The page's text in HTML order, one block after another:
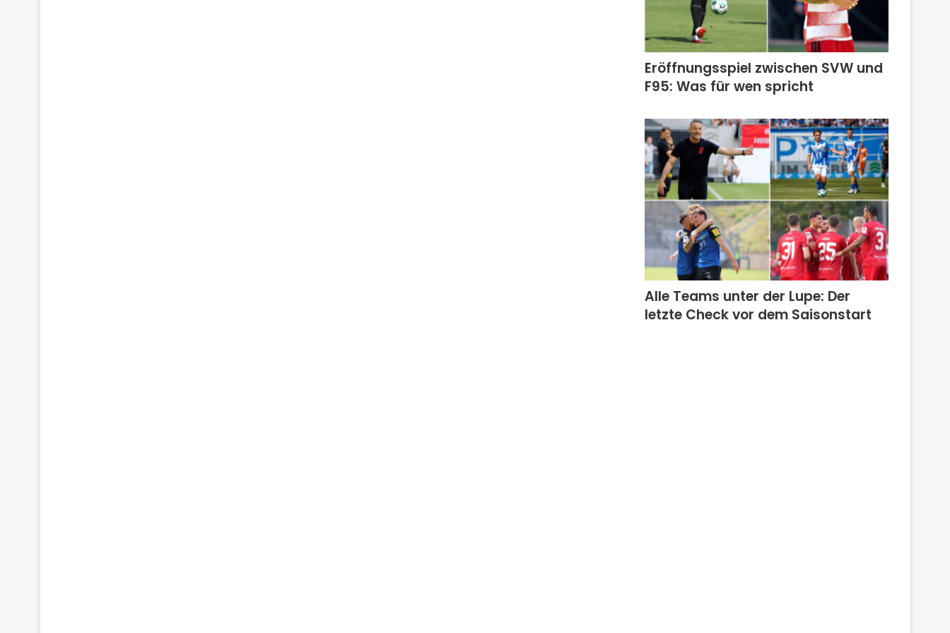
Eröffnungsspiel zwischen SVW und
F95: Was für wen spricht
Alle Teams unter der Lupe: Der
letzte Check vor dem Saisonstart